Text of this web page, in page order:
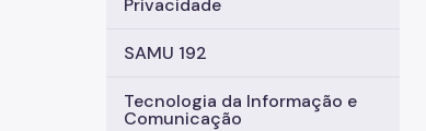
SAMU 192
Tecnologia da Informação e
Comunicação